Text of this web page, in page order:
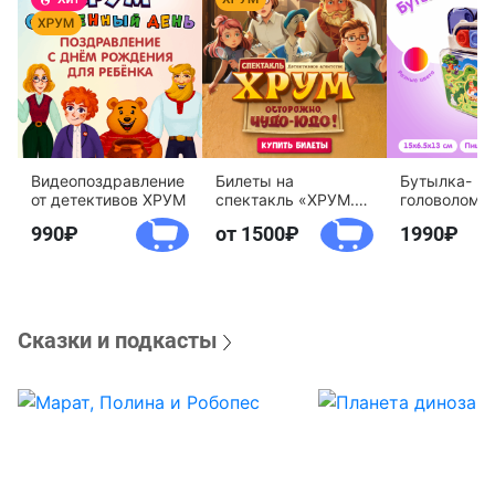
Видеопоздравление
от детективов ХРУМ
990
Билеты на
спектакль «ХРУМ.
Осторожно, Чудо-
Юдо!»
от 1500
Бутылка-
агентство
1990
Сказки и подкасты